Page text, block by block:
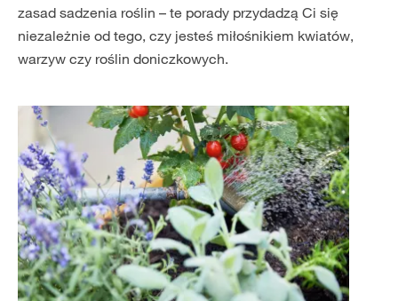
zasad sadzenia roślin – te porady przydadzą Ci się
niezależnie od tego, czy jesteś miłośnikiem kwiatów,
warzyw czy roślin doniczkowych.